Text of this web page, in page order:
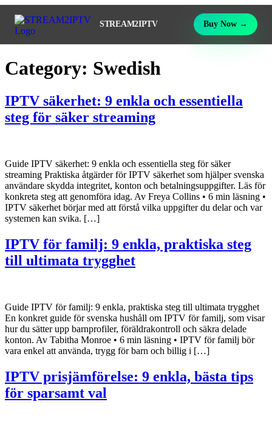
STREAM2IPTV Buy Now →
Category: Swedish
IPTV säkerhet: 9 enkla och essentiella
steg för säker streaming
Guide IPTV säkerhet: 9 enkla och essentiella steg för säker
streaming Praktiska åtgärder för IPTV säkerhet som hjälper svenska
användare skydda integritet, konton och betalningsuppgifter. Läs för
konkreta steg att genomföra idag. Av Freya Collins • 6 min läsning •
IPTV säkerhet börjar med att förstå vilka uppgifter du delar och var
systemen kan svika. […]
IPTV för familj: 9 enkla, praktiska steg
till ultimata trygghet
Guide IPTV för familj: 9 enkla, praktiska steg till ultimata trygghet
En konkret guide för svenska hushåll om IPTV för familj, som visar
hur du sätter upp barnprofiler, föräldrakontroll och säkra delade
konton. Av Tabitha Monroe • 6 min läsning • IPTV för familj bör
vara enkel att använda, trygg för barn och billig i […]
IPTV prisjämförelse: 9 enkla, bästa tips
för sparsamt val